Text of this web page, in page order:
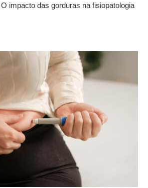
impacto das gorduras na fisiopatologia